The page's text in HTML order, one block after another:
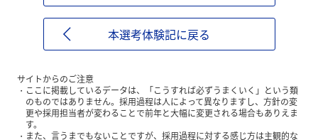
本選考体験記に戻る
サイトからのご注意
ここに掲載しているデータは、「こうすれば必ずうまくいく」という類
のものではありません。採用過程は人によって異なりますし、方針の変
更や採用担当者が変わることで前年と大幅に変更される場合もありえま
す。
また、言うまでもないことですが、採用過程に対する感じ方は主観的な